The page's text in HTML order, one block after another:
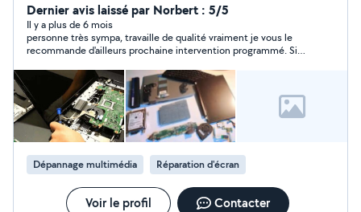
services pour le dépannage, la réparation ou
l'optimisation de vos appareils électroniques. Que ce
soit pour un ordinateur lent, un téléphone qui ne charge
plus, une imprimante capricieuse ou un problème
réseau, je peux intervenir rapidement et efficacement.
J'ai plusieurs années d'expérience dans le domaine, je
travaille avec sérieux, clarté et dans le respect du
matériel. Je peux me déplacer selon les besoins et je
suis disponible en semaine comme le week-end.
N'hésitez pas à me contacter, je suis réactif et toujours
à l'écoute pour trouver la meilleure solution à votre
problème.
Dernier avis laissé par Norbert : 5/5
Il y a plus de 6 mois
personne très sympa, travaille de qualité vraiment je vous le
recommande d'ailleurs prochaine intervention programmé. Si
Dépannage multimédia Réparation d'écran
Voir le profil Contacter